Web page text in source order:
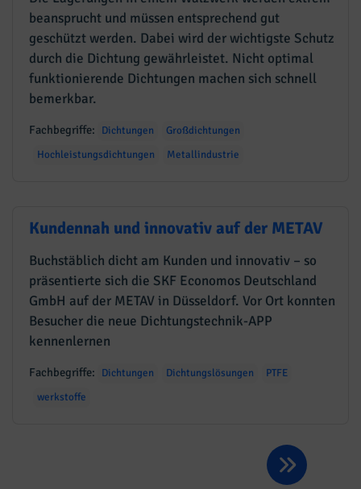
beansprucht und müssen entsprechend gut
geschützt werden. Dabei wird der wichtigste Schutz
durch die Dichtung gewährleistet. Nicht optimal
funktionierende Dichtungen machen sich schnell
bemerkbar.
Fachbegriffe: Dichtungen
Großdichtungen
Hochleistungsdichtungen
Metallindustrie
Kundennah und innovativ auf der METAV
Buchstäblich dicht am Kunden und innovativ – so
präsentierte sich die SKF Economos Deutschland
GmbH auf der METAV in Düsseldorf. Vor Ort konnten
Besucher die neue Dichtungstechnik-APP
kennenlernen
Fachbegriffe: Dichtungen Dichtungslösungen
PTFE
werkstoffe